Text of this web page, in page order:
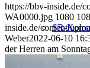
SR-
https://bbv-inside.de/
WA0000.jpg 1080
inside.de/content/
Weber2022-06-10
der Herren am